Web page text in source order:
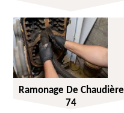
Ramonage De Chaudière
74